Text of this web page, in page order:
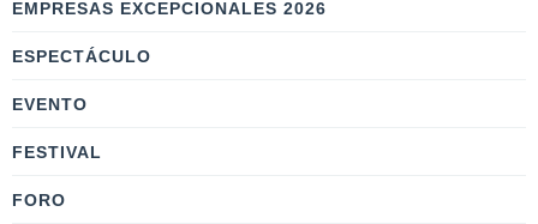
EMPRESAS EXCEPCIONALES 2026
ESPECTÁCULO
EVENTO
FESTIVAL
FORO